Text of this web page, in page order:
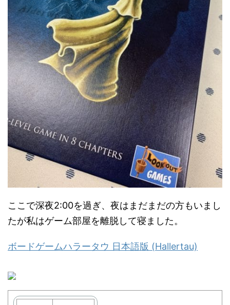
ここで深夜2:00を過ぎ、夜はまだまだの方もいまし
たが私はゲーム部屋を離脱して寝ました。
ボードゲームハラータウ 日本語版 (Hallertau)